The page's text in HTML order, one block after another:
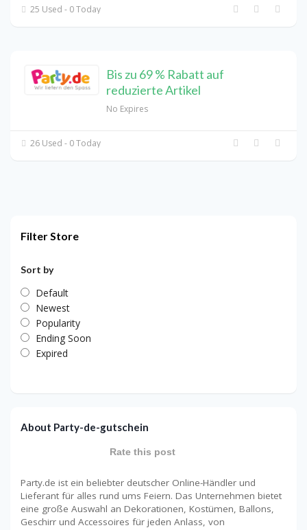
25 Used - 0 Today
Bis zu 69 % Rabatt auf
reduzierte Artikel
No Expires
26 Used - 0 Today
Filter Store
Sort by
Default
Newest
Popularity
Ending Soon
Expired
About Party-de-gutschein
Rate this post
Party.de ist ein beliebter deutscher Online-Händler und
Lieferant für alles rund ums Feiern. Das Unternehmen bietet
eine große Auswahl an Dekorationen, Kostümen, Ballons,
Geschirr und Accessoires für jeden Anlass, von